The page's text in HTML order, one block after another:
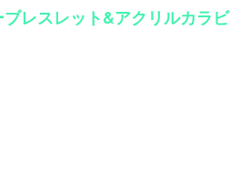
レスレット&アクリルカラビ